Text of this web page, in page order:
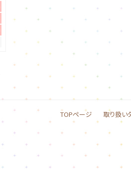
TOPページ 取り扱い